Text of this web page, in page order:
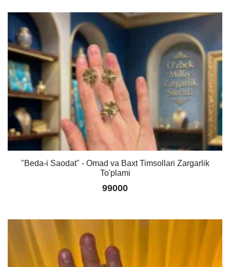
"Beda-i Saodat" - Omad va Baxt Timsollari Zargarlik
To'plami
99000